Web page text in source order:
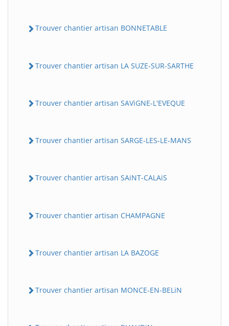
Trouver chantier artisan BONNETABLE
Trouver chantier artisan LA SUZE-SUR-SARTHE
Trouver chantier artisan SAViGNE-L'EVEQUE
Trouver chantier artisan SARGE-LES-LE-MANS
Trouver chantier artisan SAiNT-CALAiS
Trouver chantier artisan CHAMPAGNE
Trouver chantier artisan LA BAZOGE
Trouver chantier artisan MONCE-EN-BELiN